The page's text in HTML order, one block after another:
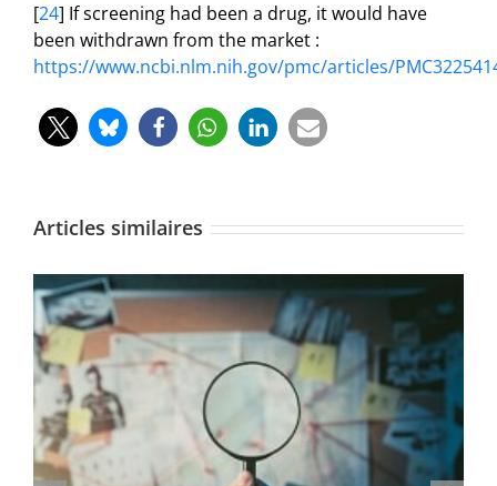
[24] If screening had been a drug, it would have
been withdrawn from the market :
https://www.ncbi.nlm.nih.gov/pmc/articles/
Articles similaires